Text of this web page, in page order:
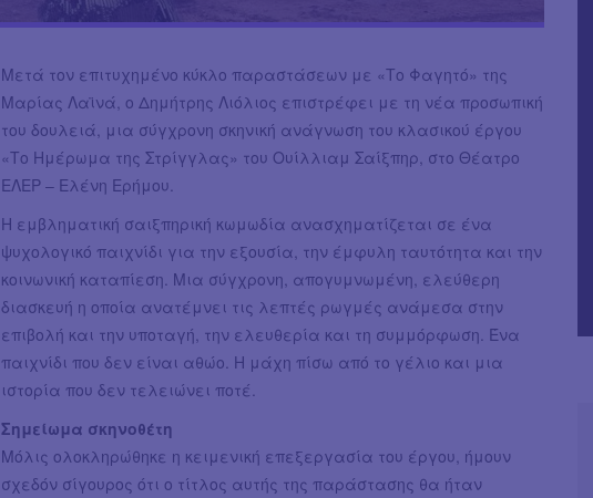
Μετά τον επιτυχημένο κύκλο παραστάσεων με «Το Φαγητό» της
Μαρίας Λαϊνά, ο Δημήτρης Λιόλιος επιστρέφει με τη νέα προσωπική
του δουλειά, μια σύγχρονη σκηνική ανάγνωση του κλασικού έργου
«Το Ημέρωμα της Στρίγγλας» του Ουίλλιαμ Σαίξπηρ, στο Θέατρο
ΕΛΕΡ – Ελένη Ερήμου.
Η εμβληματική σαιξπηρική κωμωδία ανασχηματίζεται σε ένα
ψυχολογικό παιχνίδι για την εξουσία, την έμφυλη ταυτότητα και την
κοινωνική καταπίεση. Μια σύγχρονη, απογυμνωμένη, ελεύθερη
διασκευή η οποία ανατέμνει τις λεπτές ρωγμές ανάμεσα στην
επιβολή και την υποταγή, την ελευθερία και τη συμμόρφωση. Ένα
παιχνίδι που δεν είναι αθώο. Η μάχη πίσω από το γέλιο και μια
ιστορία που δεν τελειώνει ποτέ.
Σημείωμα σκηνοθέτη
Μόλις ολοκληρώθηκε η κειμενική επεξεργασία του έργου, ήμουν
σχεδόν σίγουρος ότι ο τίτλος αυτής της παράστασης θα ήταν